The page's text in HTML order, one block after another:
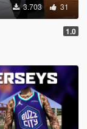
3.703 31
1.0